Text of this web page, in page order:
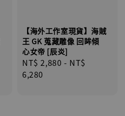
【海外工作室現貨】海賊
王 GK 蒐藏雕像 回眸傾
心女帝 [辰炎]
Regular
price
NT$ 2,880 - NT$
6,280